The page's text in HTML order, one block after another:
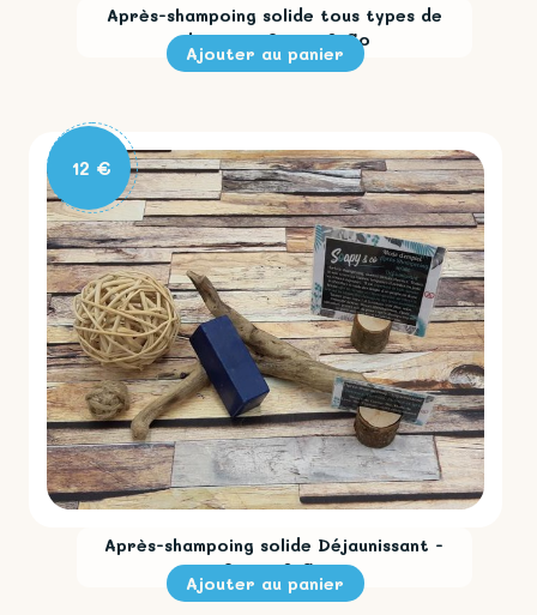
Après-shampoing solide tous types de
cheveux - Soapy & Co
12 €
Après-shampoing solide Déjaunissant -
Soapy & Co